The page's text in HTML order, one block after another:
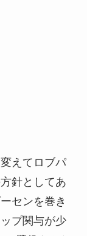
えてロブパ
針としてあ
センを巻き
プ関与が少